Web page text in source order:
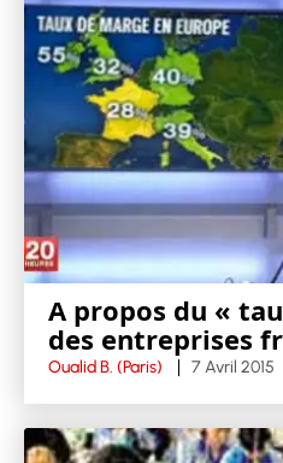
A propos du «
des entreprises
Oualid B. (Paris) 7 Avril 2015